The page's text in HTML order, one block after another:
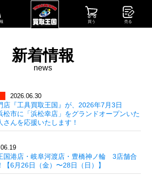
買う 売る
新着情報
news
2026.06.30
店『工具買取王国』が、2026年7月3日
松市に「浜松幸店」をグランドオープンいた
さんを応援いたします！
国港店・岐阜河渡店・豊橋神ノ輪 3店舗合
【6月26日（金）〜28日（日）】